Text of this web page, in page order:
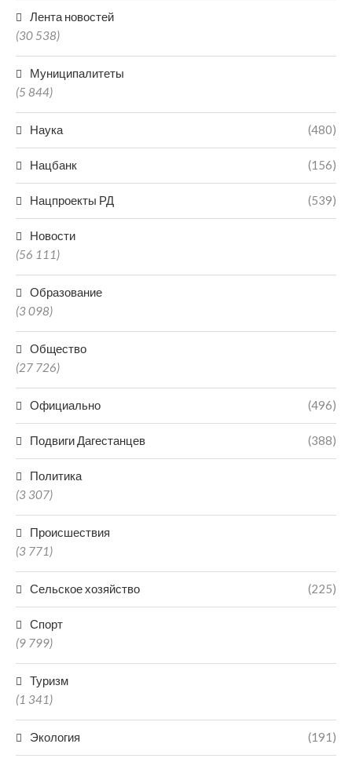
Лента новостей
(30 538)
Муниципалитеты
(5 844)
Наука (480)
Нацбанк (156)
Нацпроекты РД (539)
Новости
(56 111)
Образование
(3 098)
Общество
(27 726)
Официально (496)
Подвиги Дагестанцев (388)
Политика
(3 307)
Происшествия
(3 771)
Сельское хозяйство (225)
Спорт
(9 799)
Туризм
(1 341)
Экология (191)